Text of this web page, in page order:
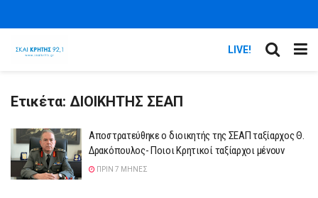
LIVE!
Ετικέτα: ΔΙΟΙΚΗΤΗΣ ΣΕΑΠ
Αποστρατεύθηκε ο διοικητής της ΣΕΑΠ ταξίαρχος Θ.
Δρακόπουλος- Ποιοι Κρητικοί ταξίαρχοι μένουν
ΠΡΙΝ 7 ΜΉΝΕΣ